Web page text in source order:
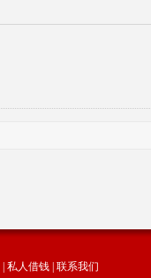
私人借钱 联系我们